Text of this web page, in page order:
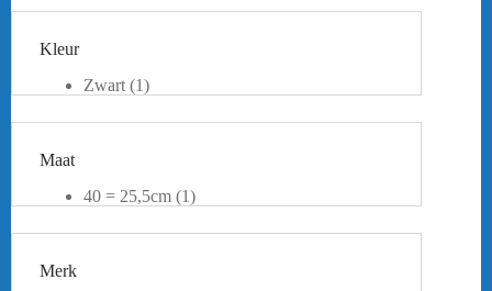
Kleur
Zwart (1)
Maat
40 = 25,5cm (1)
43 = 27,5cm (1)
Merk